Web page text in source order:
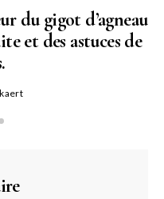
du gigot d’agneau
et des astuces de